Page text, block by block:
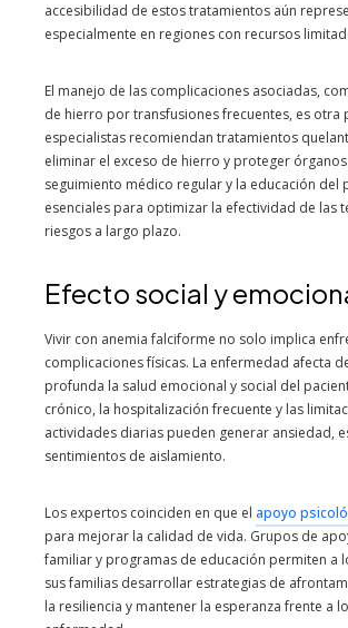
accesibilidad de estos tratamientos aún
especialmente en regiones con recursos
El manejo de las complicaciones asociadas,
de hierro por transfusiones frecuentes, es otra
especialistas recomiendan tratamientos
eliminar el exceso de hierro y proteger órganos
seguimiento médico regular y la educación del
esenciales para optimizar la efectividad de las
riesgos a largo plazo.
Efecto social y
Vivir con anemia falciforme no solo implica
complicaciones físicas. La enfermedad afecta
profunda la salud emocional y social del
crónico, la hospitalización frecuente y las
actividades diarias pueden generar ansiedad,
sentimientos de aislamiento.
Los expertos coinciden en que el apoyo
para mejorar la calidad de vida. Grupos de
familiar y programas de educación permiten a
sus familias desarrollar estrategias de
la resiliencia y mantener la esperanza frente a